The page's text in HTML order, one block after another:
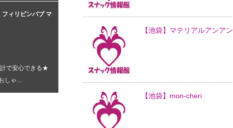
【池袋】マテリアルアンアン
【池袋】mon-cheri
フィリピンパブ マ
で安心できる★
しゃ…